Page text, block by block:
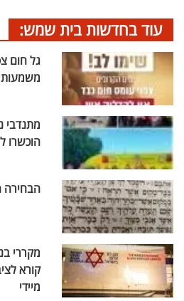
עוד בחדשות בית שמש:
גל חום
מתנדבי
הוכשרו
הבחירה
מקררי
קורא
מיידי